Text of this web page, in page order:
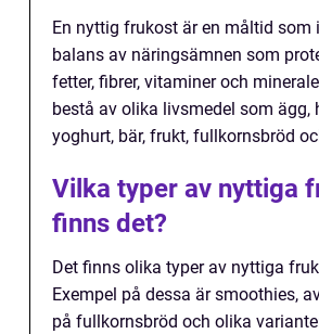
En nyttig frukost är en måltid som
balans av näringsämnen som
fetter, fibrer, vitaminer och
bestå av olika livsmedel som ägg,
yoghurt, bär, frukt, fullkornsbröd
Vilka typer av nyttiga
finns det?
Det finns olika typer av nyttiga
Exempel på dessa är smoothies,
på fullkornsbröd och olika